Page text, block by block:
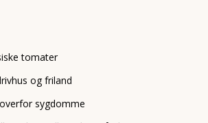
tomater
og friland
sygdomme